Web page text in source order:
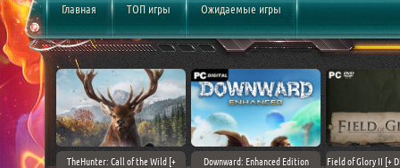
Главная ТОП игры Ожидаемые игры
(2017)
TheHunter: Call of the Wild [+
Downward: Enhanced Edition
Field of Glory II [+